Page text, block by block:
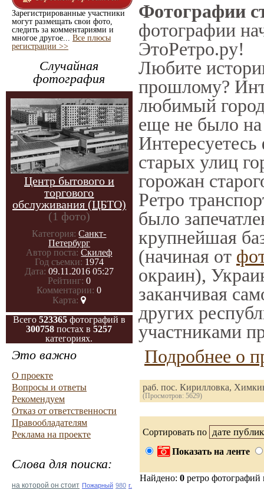
Зарегистрированные участники
могут размещать свои фото,
следить за комментариями и
многое другое... Все плюсы
регистрации >>
Случайная
фотография
Центр бытового и
торгового
обслуживания (ЦБТО)
(1 фото)
Категория: Санкт-
Петербург
Автор поста: Скилеф
Год съемки: 1974
Дата: 09.11.2016 05:27
Рейтинг: 0
Комментарии: 0
Карта:
Всего 523365 фотографий в
300758 постах в5257
категориях.
Это важно
О проекте
Вопросы и ответы
Рекомендуем
Отказ от ответственности
Правообладателям
Реклама на проекте
Слова для поиска:
на которой он стоит Пожарный 980 г.
Фотографии
фотографии
ЭтоРетро.ру!
Любите
прошлому?
любимый
еще не было на
Интересуетесь
старых улиц
горожан
Ретро
было
крупнейшая
(начиная от
окраин),
заканчивая
других
участниками
Подробнее о
раб. пос. Кирилловка,
(Просмотров: 5629)
Сортировать по
Показать на ленте
Найдено: 0 ретро